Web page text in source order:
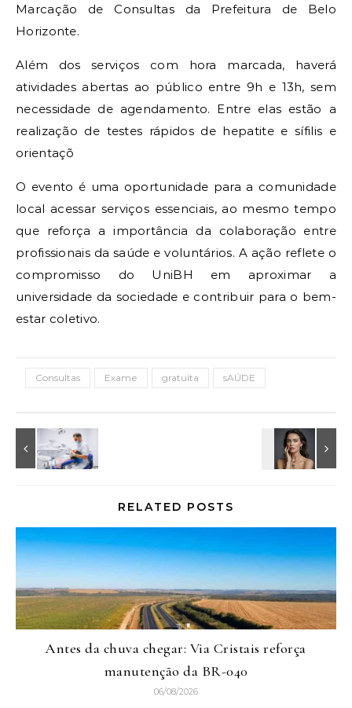
Marcação de Consultas da Prefeitura de Belo
Horizonte.
Além dos serviços com hora marcada, haverá
atividades abertas ao público entre 9h e 13h, sem
necessidade de agendamento. Entre elas estão a
realização de testes rápidos de hepatite e sífilis e
orientaçõ
O evento é uma oportunidade para a comunidade
local acessar serviços essenciais, ao mesmo tempo
que reforça a importância da colaboração entre
profissionais da saúde e voluntários. A ação reflete o
compromisso do UniBH em aproximar a
universidade da sociedade e contribuir para o bem-
estar coletivo.
Consultas Exame gratuita sAÚDE
RELATED POSTS
Antes da chuva chegar: Via Cristais reforça
manutenção da BR-040
06/08/2026